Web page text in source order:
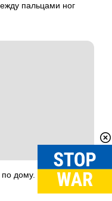
пальцами ног
дому.